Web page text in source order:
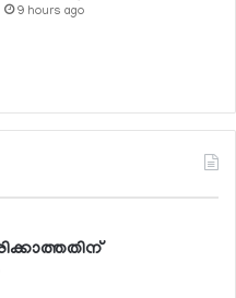
9 hours ago